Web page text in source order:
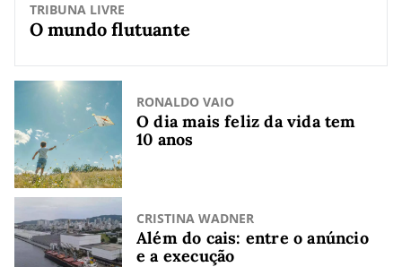
TRIBUNA LIVRE
O mundo flutuante
RONALDO VAIO
O dia mais feliz da vida tem
10 anos
CRISTINA WADNER
Além do cais: entre o anúncio
e a execução